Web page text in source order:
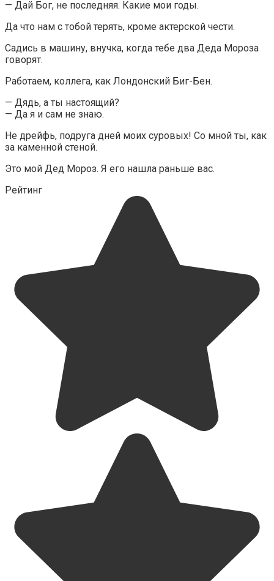
— Дай Бог, не последняя. Какие мои годы.
Да что нам с тобой терять, кроме актерской чести.
Садись в машину, внучка, когда тебе два Деда Мороза
говорят.
Работаем, коллега, как Лондонский Биг-Бен.
— Дядь, а ты настоящий?
— Да я и сам не знаю.
Не дрейфь, подруга дней моих суровых! Со мной ты, как
за каменной стеной.
Это мой Дед Мороз. Я его нашла раньше вас.
Рейтинг